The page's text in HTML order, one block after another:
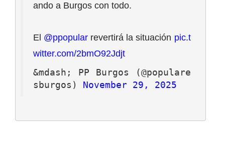
ando a Burgos con todo.
El @ppopular revertirá la situación pic.t
witter.com/2bmO92Jdjt
&mdash; PP Burgos (@populare
sburgos)
November 29, 2025